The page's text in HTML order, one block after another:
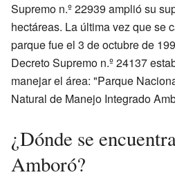
Supremo n.º 22939 amplió su
hectáreas. La última vez que se
parque fue el 3 de octubre de
Decreto Supremo n.º 24137
manejar el área: "Parque
Natural de Manejo Integrado
¿Dónde se
Amboró?